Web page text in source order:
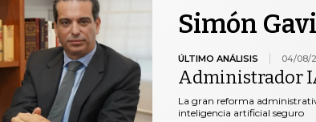
Simón
ÚLTIMO ANÁLISIS 04/08/
Administrador
La gran reforma
inteligencia artificial seguro